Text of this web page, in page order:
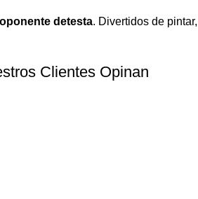
detesta. Divertidos de
Clientes Opinan